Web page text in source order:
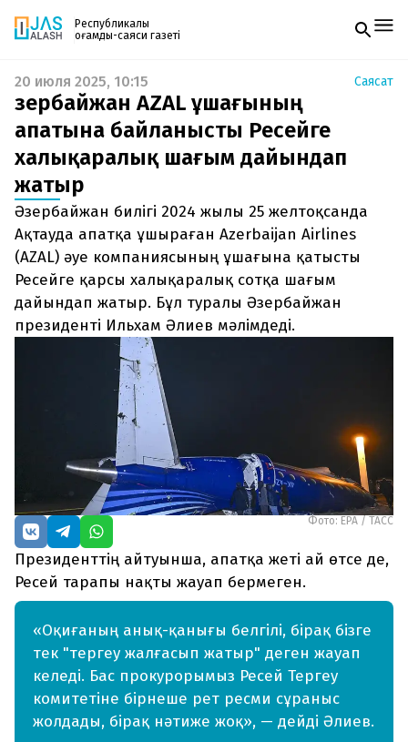
Республикалық
қоғамдық-саяси газеті
Жаңалықтар
Спорт
Live
Руханият
Аймақ
Архив
Заң және тәртіп
Редакциямен байланыс
+7 708 604 51 06
Жарнама бөлімі
+7 701 220 64 52
Пошта
zhasalash100@gmail.com
Газетке жазылу
PDF форматтағы газетті ай сайын электронды
поштаңызға алып отырыңыз. Жаңа нөмір
шыққан сәтте сізге бірден жіберіледі. Тек email
енгізіңіз, біз қалғанын өзіміз жібереміз.
20 июля 2025, 10:15 Саясат
Әзербайжан AZAL ұшағының
апатына байланысты Ресейге
халықаралық шағым дайындап
жатыр
Әзербайжан билігі 2024 жылы 25 желтоқсанда
Ақтауда апатқа ұшыраған Azerbaijan Airlines
(AZAL) әуе компаниясының ұшағына қатысты
Ресейге қарсы халықаралық сотқа шағым
дайындап жатыр. Бұл туралы Әзербайжан
президенті Ильхам Әлиев мәлімдеді.
Фото: EPA / ТАСС
Президенттің айтуынша, апатқа жеті ай өтсе де,
Ресей тарапы нақты жауап бермеген.
«Оқиғаның анық-қанығы белгілі, бірақ бізге
тек "тергеу жалғасып жатыр" деген жауап
келеді. Бас прокурорымыз Ресей Тергеу
комитетіне бірнеше рет ресми сұраныс
жолдады, бірақ нәтиже жоқ», — дейді Әлиев.